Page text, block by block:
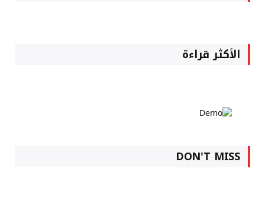
الأكثر قراءة
DON'T MISS